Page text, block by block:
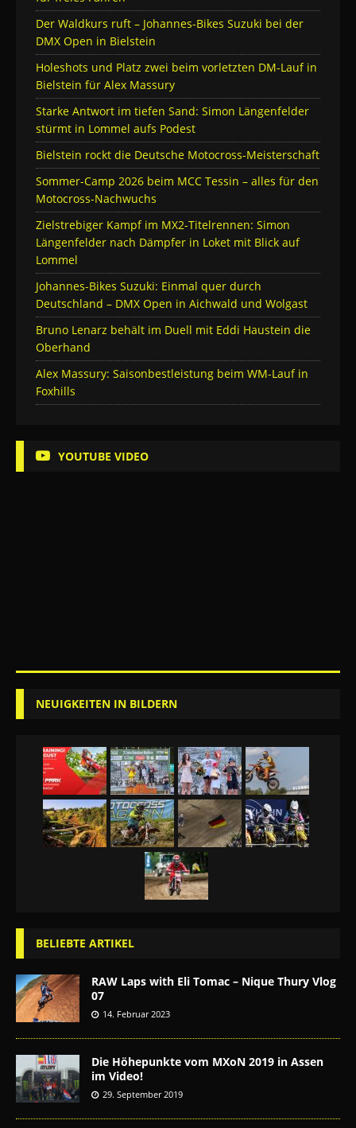
Der Waldkurs ruft – Johannes-Bikes Suzuki bei der
DMX Open in Bielstein
Holeshots und Platz zwei beim vorletzten DM-Lauf in
Bielstein für Alex Massury
Starke Antwort im tiefen Sand: Simon Längenfelder
stürmt in Lommel aufs Podest
Bielstein rockt die Deutsche Motocross-Meisterschaft
Sommer-Camp 2026 beim MCC Tessin – alles für den
Motocross-Nachwuchs
Zielstrebiger Kampf im MX2-Titelrennen: Simon
Längenfelder nach Dämpfer in Loket mit Blick auf
Lommel
Johannes-Bikes Suzuki: Einmal quer durch
Deutschland – DMX Open in Aichwald und Wolgast
Bruno Lenarz behält im Duell mit Eddi Haustein die
Oberhand
Alex Massury: Saisonbestleistung beim WM-Lauf in
Foxhills
YOUTUBE VIDEO
NEUIGKEITEN IN BILDERN
BELIEBTE ARTIKEL
RAW Laps with Eli Tomac – Nique Thury Vlog
07
14. Februar 2023
Die Höhepunkte vom MXoN 2019 in Assen
im Video!
29. September 2019